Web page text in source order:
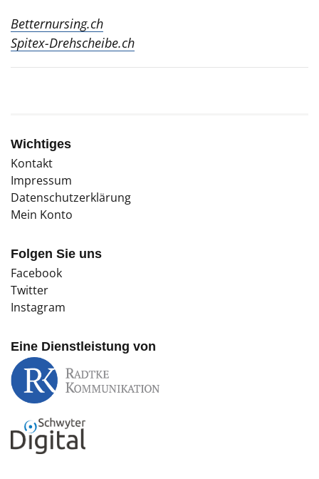
Betternursing.ch
Spitex-Drehscheibe.ch
Wichtiges
Kontakt
Impressum
Datenschutzerklärung
Mein Konto
Folgen Sie uns
Facebook
Twitter
Instagram
Eine Dienstleistung von